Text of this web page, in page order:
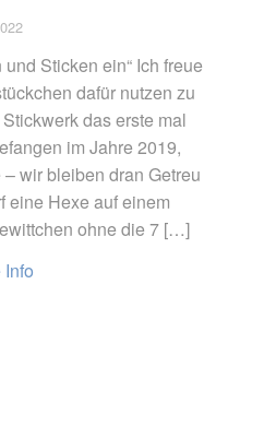
Sticken ein“ Ich freue
dafür nutzen zu
das erste mal
im Jahre 2019,
wir bleiben dran Getreu
eine Hexe auf einem
ohne die 7 […]